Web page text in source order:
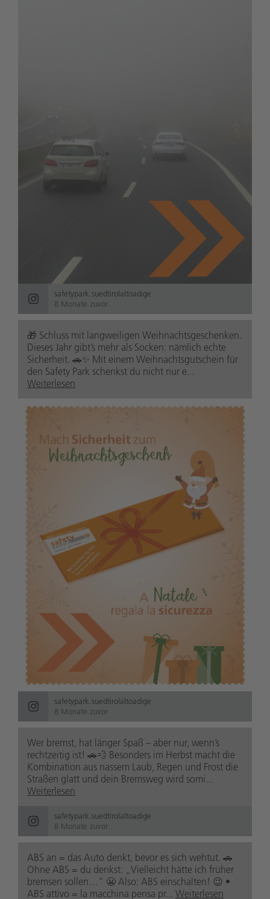
safetypark.suedtirolaltoadige
8 Monate zuvor
🎁 Schluss mit langweiligen Weihnachtsgeschenken.
Dieses Jahr gibt’s mehr als Socken: nämlich echte
Sicherheit. 🚗✨ Mit einem Weihnachtsgutschein für
den Safety Park schenkst du nicht nur e...
Weiterlesen
safetypark.suedtirolaltoadige
8 Monate zuvor
Wer bremst, hat länger Spaß – aber nur, wenn’s
rechtzeitig ist! 🚗💨 Besonders im Herbst macht die
Kombination aus nassem Laub, Regen und Frost die
Straßen glatt und dein Bremsweg wird somi...
Weiterlesen
safetypark.suedtirolaltoadige
8 Monate zuvor
ABS an = das Auto denkt, bevor es sich wehtut. 🚗
Ohne ABS = du denkst: „Vielleicht hätte ich früher
bremsen sollen…“ 😬 Also: ABS einschalten! 😉 •
ABS attivo = la macchina pensa pr... Weiterlesen